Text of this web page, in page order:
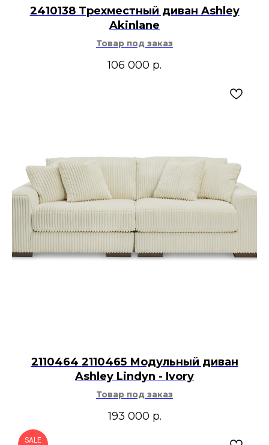
2410138 Трехместный диван Ashley
Akinlane
Товар под заказ
106 000 р.
2110464 2110465 Модульный диван
Ashley Lindyn - Ivory
Товар под заказ
193 000 р.
SALE